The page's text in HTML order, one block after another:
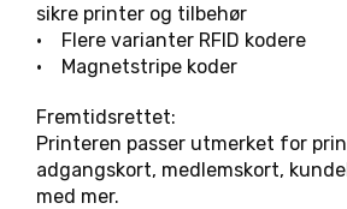
sikre printer og tilbehør
• Flere varianter RFID kodere
• Magnetstripe koder
Fremtidsrettet:
Printeren passer utmerket for
adgangskort, medlemskort,
med mer.